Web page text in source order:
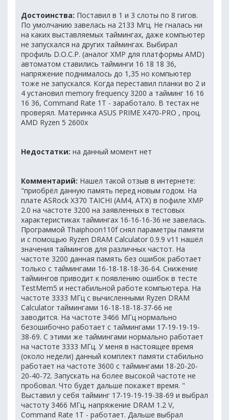
Достоинства: Поставил в 1 и 3 слоты по 8 гигов.
По умолчанию завелась на 2133 Мгц. Не гналась ни
на каких выставляемых таймингах, даже компьютер
не запускался на других таймингах. Выбирал
профиль D.O.C.P. (аналог XMP для платформы AMD)
автоматом ставились тайминги 16 18 18 36,
напряжение поднималось до 1,35 но компьютер
тоже не запускался. Когда переставил планки во 2 и
4 установил memory frequency 3200 а тайминг 16 16
16 36, Command Rate 1T - заработало. В тестах не
проверял. Материнка ASUS PRIME X470-PRO , проц.
AMD Ryzen 5 2600x
Недостатки: на данный момент нет
Комментарий: Нашел такой отзыв в интернете:
"приобрёл данную память перед новым годом. На
плате ASRock X370 TAICHI (AM4, ATX) в пофиле XMP
2.0 на частоте 3200 на заявленных в тестовых
характеристиках таймингах 16-16-16-36 не завелась.
Программой Thaiphoon110f снял параметры памяти
и с помощью Ryzen DRAM Calculator 0.9.9 v11 нашёл
значения таймингов для различных частот. На
частоте 3200 данная память без ошибок работает
только с таймингами 16-18-18-18-36-64. Снижение
таймингов приводит к появлению ошибок в тесте
TestMem5 и нестабильной работе компьютера. На
частоте 3333 МГц с вычисленными Ryzen DRAM
Calculator таймингами 16-18-18-18-37-66 не
заводится. На частоте 3466 МГц нормально
безошибочно работает с таймингами 17-19-19-19-
38-69. С этими же таймингами нормально работает
на частоте 3333 МГц. У меня в настоящее время
(около недели) данный комплект памяти стабильно
работает на частоте 3600 с таймингами 18-20-20-
20-40-72. Запускать на более высокой частоте не
пробовал. Что будет дальше покажет время. "
Выставил у себя тайминг 17-19-19-19-38-69 и выбрал
частоту 3466 МГц, напряжение DRAM 1.2 V,
Command Rate 1T - работает. Дальше выбрал